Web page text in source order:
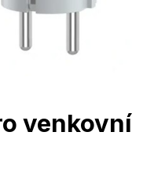
venkovní